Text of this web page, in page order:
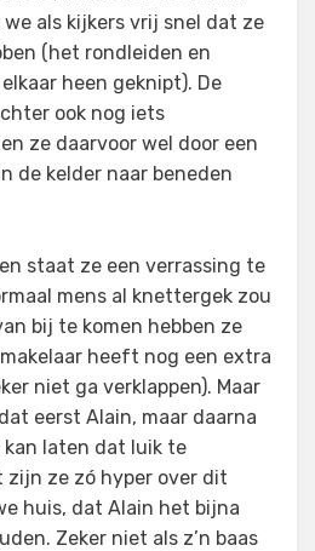
als kijkers vrij snel dat ze
(het rondleiden en
heen geknipt). De
ook nog iets
ze daarvoor wel door een
de kelder naar beneden
staat ze een verrassing te
mens al knettergek zou
bij te komen hebben ze
heeft nog een extra
niet ga verklappen). Maar
eerst Alain, maar daarna
kan laten dat luik te
zijn ze zó hyper over dit
huis, dat Alain het bijna
Zeker niet als z’n baas